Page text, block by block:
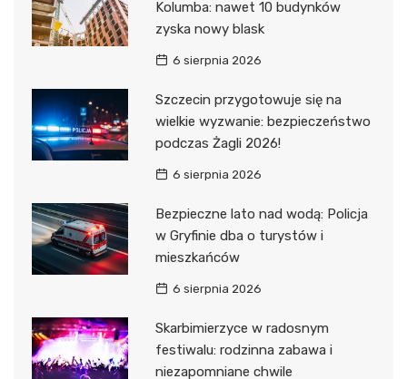
Kolumba: nawet 10 budynków
zyska nowy blask
6 sierpnia 2026
Szczecin przygotowuje się na
wielkie wyzwanie: bezpieczeństwo
podczas Żagli 2026!
6 sierpnia 2026
Bezpieczne lato nad wodą: Policja
w Gryfinie dba o turystów i
mieszkańców
6 sierpnia 2026
Skarbimierzyce w radosnym
festiwalu: rodzinna zabawa i
niezapomniane chwile